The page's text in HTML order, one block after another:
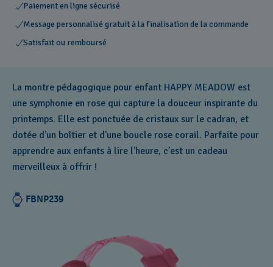
Paiement en ligne sécurisé
Message personnalisé gratuit à la finalisation de la commande
Satisfait ou remboursé
La montre pédagogique pour enfant HAPPY MEADOW est
une symphonie en rose qui capture la douceur inspirante du
printemps. Elle est ponctuée de cristaux sur le cadran, et
dotée d’un boîtier et d’une boucle rose corail. Parfaite pour
apprendre aux enfants à lire l’heure, c’est un cadeau
merveilleux à offrir !
FBNP239